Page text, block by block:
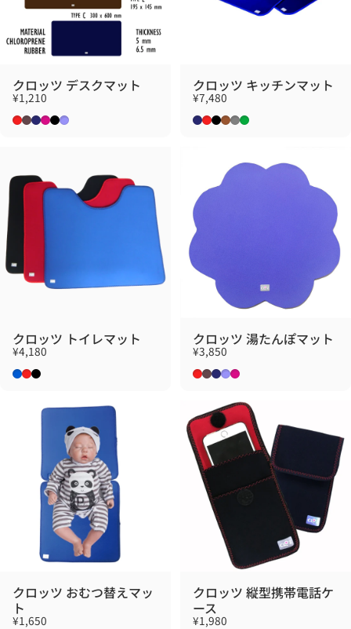
クロッツ デスクマット
¥1,210
レッド
ブラウン
ネイビー
ローズ
ブラック
ライラック
クロッツ キッチンマット
¥7,480
ネイビー
レッド
ブラック
ブラウン
グレー
グリーン
クロッツ トイレマット
¥4,180
ブルー
レッド
ブラック
クロッツ 湯たんぽマット
¥3,850
レッド
ブラウン
ネイビー
ライラック
ローズ
クロッツ おむつ替えマッ
ト
¥1,650
クロッツ 縦型携帯電話ケ
ース
¥1,980